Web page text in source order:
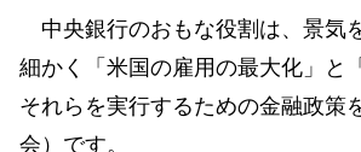
中央銀行のおもな役割は、景気
細かく「米国の雇用の最大化」と
それらを実行するための金融政策
会）です。